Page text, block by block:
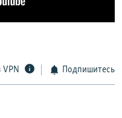
VPN Подпишитесь